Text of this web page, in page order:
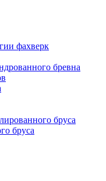
фахверк
бревна
бруса
бруса